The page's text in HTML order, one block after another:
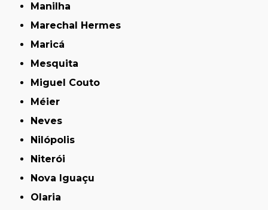
Manilha
Marechal Hermes
Maricá
Mesquita
Miguel Couto
Méier
Neves
Nilópolis
Niterói
Nova Iguaçu
Olaria